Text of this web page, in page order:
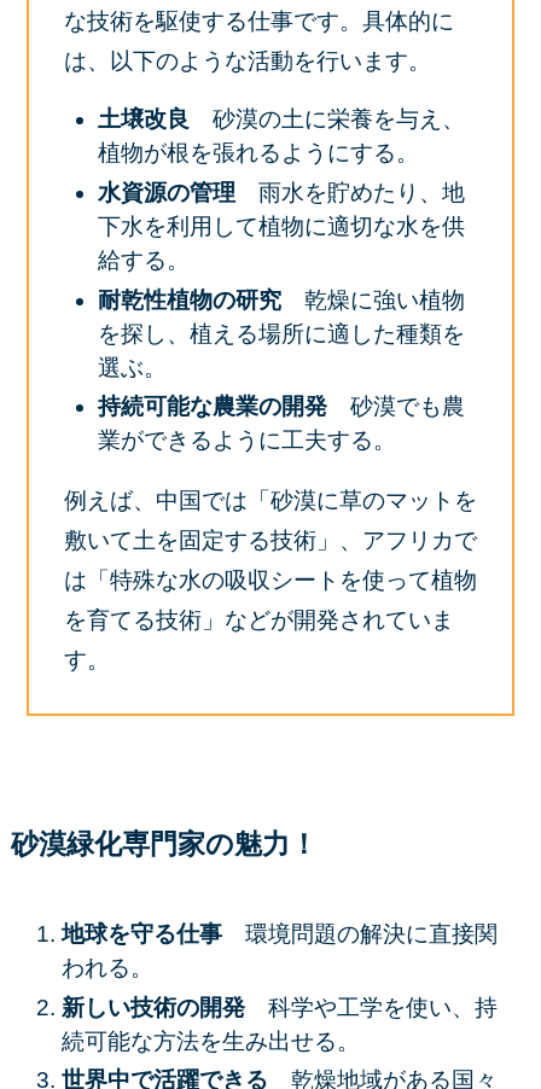
な技術を駆使する仕事です。具体的に
は、以下のような活動を行います。
土壌改良 砂漠の土に栄養を与え、
植物が根を張れるようにする。
水資源の管理 雨水を貯めたり、地
下水を利用して植物に適切な水を供
給する。
耐乾性植物の研究 乾燥に強い植物
を探し、植える場所に適した種類を
選ぶ。
持続可能な農業の開発 砂漠でも農
業ができるように工夫する。
例えば、中国では「砂漠に草のマットを
敷いて土を固定する技術」、アフリカで
は「特殊な水の吸収シートを使って植物
を育てる技術」などが開発されていま
す。
砂漠緑化専門家の魅力！
地球を守る仕事 環境問題の解決に直接関
われる。
新しい技術の開発 科学や工学を使い、持
続可能な方法を生み出せる。
世界中で活躍できる 乾燥地域がある国々